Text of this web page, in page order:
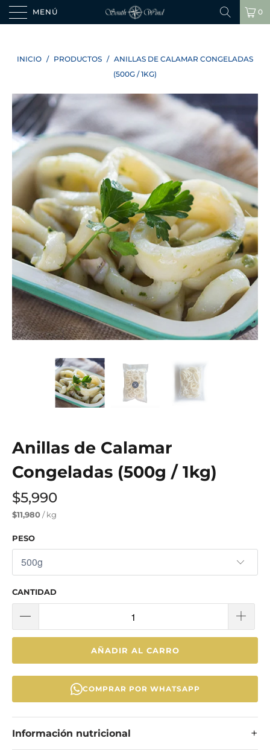
MENÚ 0
INICIO / PRODUCTOS / ANILLAS DE CALAMAR CONGELADAS
(500G / 1KG)
Anillas de Calamar
Congeladas (500g / 1kg)
$5,990
$11,980/ kg
PESO
CANTIDAD
AÑADIR AL CARRO
COMPRAR POR WHATSAPP
Información nutricional